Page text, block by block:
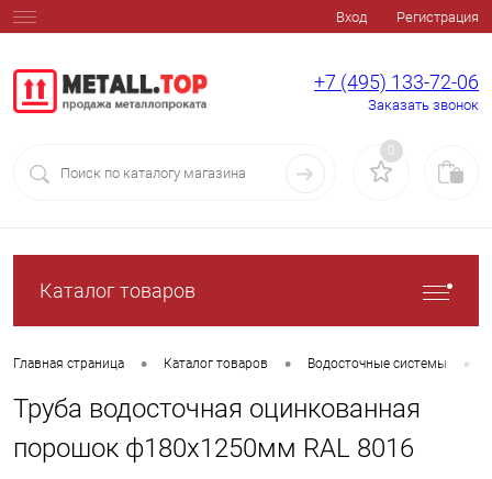
Вход Регистрация
+7 (495) 133-72-06
Заказать звонок
0
Каталог товаров
Главная страница • Каталог товаров • Водосточные системы •
Труба водосточная оцинкованная
порошок ф180х1250мм RAL 8016